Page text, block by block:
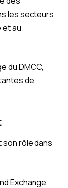
les secteurs
et au
du DMCC,
de
son rôle dans
Exchange,